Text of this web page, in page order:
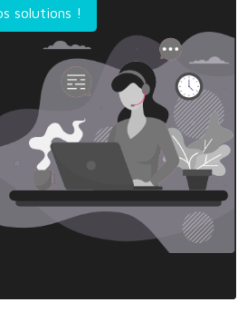
solutions !